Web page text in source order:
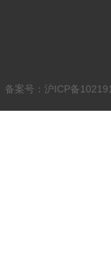
备案号：沪ICP备